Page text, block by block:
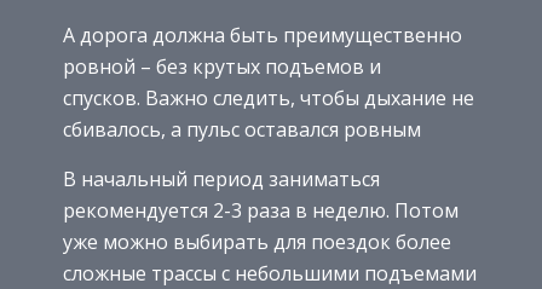
А дорога должна быть преимущественно
ровной – без крутых подъемов и
спусков. Важно следить, чтобы дыхание не
сбивалось, а пульс оставался ровным
В начальный период заниматься
рекомендуется 2-3 раза в неделю. Потом
уже можно выбирать для поездок более
сложные трассы с небольшими подъемами